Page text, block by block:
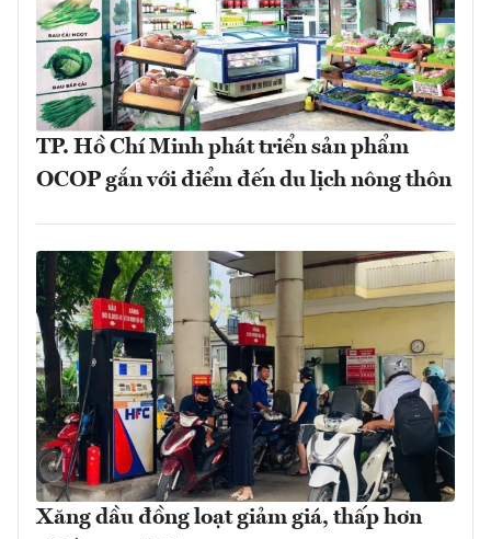
TP. Hồ Chí Minh phát triển sản phẩm
OCOP gắn với điểm đến du lịch nông thôn
Xăng dầu đồng loạt giảm giá, thấp hơn